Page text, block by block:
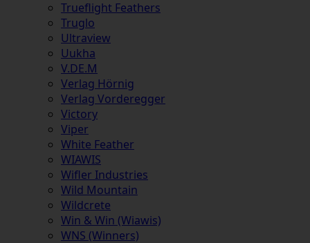
Trueflight Feathers
Truglo
Ultraview
Uukha
V.DE.M
Verlag Hörnig
Verlag Vorderegger
Victory
Viper
White Feather
WIAWIS
Wifler Industries
Wild Mountain
Wildcrete
Win & Win (Wiawis)
WNS (Winners)